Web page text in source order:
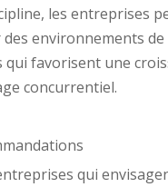
les entreprises
environnements
qui favorisent une
concurrentiel.
qui